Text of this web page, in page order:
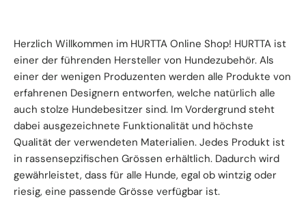
Herzlich Willkommen im HURTTA Online Shop! HURTTA ist
einer der führenden Hersteller von Hundezubehör. Als
einer der wenigen Produzenten werden alle Produkte von
erfahrenen Designern entworfen, welche natürlich alle
auch stolze Hundebesitzer sind. Im Vordergrund steht
dabei ausgezeichnete Funktionalität und höchste
Qualität der verwendeten Materialien. Jedes Produkt ist
in rassensepzifischen Grössen erhältlich. Dadurch wird
gewährleistet, dass für alle Hunde, egal ob wintzig oder
riesig, eine passende Grösse verfügbar ist.